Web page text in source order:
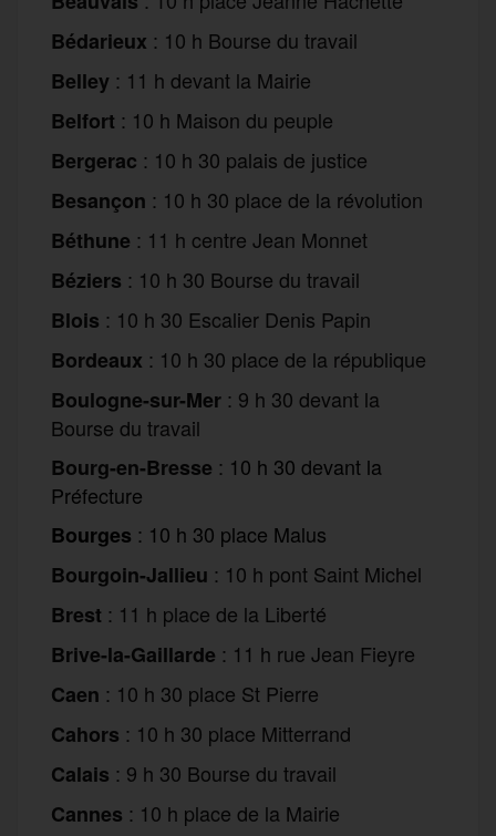
Bédarieux : 10 h Bourse du travail
Belley : 11 h devant la Mairie
Belfort : 10 h Maison du peuple
Bergerac : 10 h 30 palais de justice
Besançon : 10 h 30 place de la révolution
Béthune : 11 h centre Jean Monnet
Béziers : 10 h 30 Bourse du travail
Blois : 10 h 30 Escalier Denis Papin
Bordeaux : 10 h 30 place de la république
Boulogne-sur-Mer : 9 h 30 devant la
Bourse du travail
Bourg-en-Bresse : 10 h 30 devant la
Préfecture
Bourges : 10 h 30 place Malus
Bourgoin-Jallieu : 10 h pont Saint Michel
Brest : 11 h place de la Liberté
Brive-la-Gaillarde : 11 h rue Jean Fieyre
Caen : 10 h 30 place St Pierre
Cahors : 10 h 30 place Mitterrand
Calais : 9 h 30 Bourse du travail
Cannes : 10 h place de la Mairie